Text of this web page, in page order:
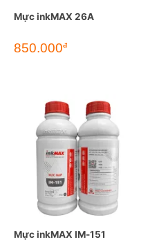
Mực inkMAX 26A
850.000đ
Mực inkMAX IM-151